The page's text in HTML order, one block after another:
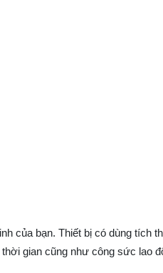
của bạn. Thiết bị có dùng tích
gian cũng như công sức lao